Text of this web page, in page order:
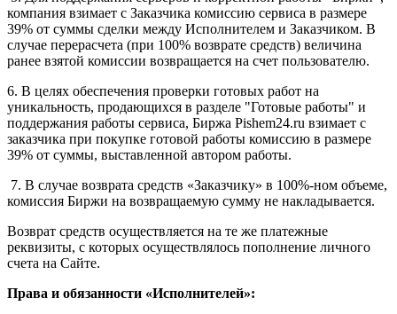
компания взимает с Заказчика комиссию сервиса в размере
39% от суммы сделки между Исполнителем и Заказчиком. В
случае перерасчета (при 100% возврате средств) величина
ранее взятой комиссии возвращается на счет пользователю.
6. В целях обеспечения проверки готовых работ на
уникальность, продающихся в разделе "Готовые работы" и
поддержания работы сервиса, Биржа Pishem24.ru взимает с
заказчика при покупке готовой работы комиссию в размере
39% от суммы, выставленной автором работы.
7. В случае возврата средств «Заказчику» в 100%-ном объеме,
комиссия Биржи на возвращаемую сумму не накладывается.
Возврат средств осуществляется на те же платежные
реквизиты, с которых осуществлялось пополнение личного
счета на Сайте.
Права и обязанности «Исполнителей»: